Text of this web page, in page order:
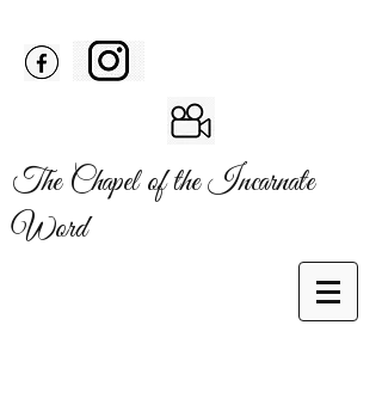
The Chapel of the Incarnate
Word